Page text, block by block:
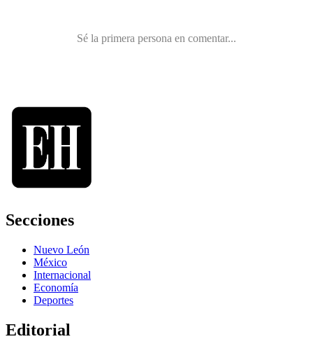
Secciones
Nuevo León
México
Internacional
Economía
Deportes
Editorial